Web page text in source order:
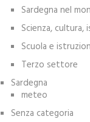
Sardegna nel
Scienza, cultura,
Scuola e
Terzo settore
Sardegna
meteo
Senza categoria